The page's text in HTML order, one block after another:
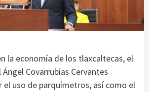
la economía de los tlaxcaltecas, el
Covarrubias Cervantes
el uso de parquímetros, así como el